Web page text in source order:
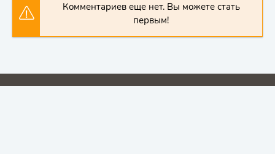
Комментариев еще нет. Вы можете стать
первым!